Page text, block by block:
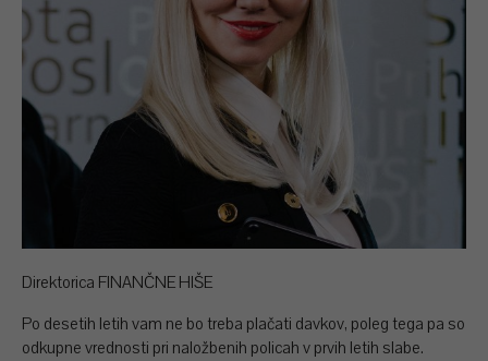
Direktorica FINANČNE HIŠE
Po desetih letih vam ne bo treba plačati davkov, poleg tega pa so
odkupne vrednosti pri naložbenih policah v prvih letih slabe.